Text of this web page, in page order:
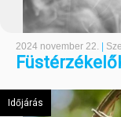
2024 november 22.
Időjárás